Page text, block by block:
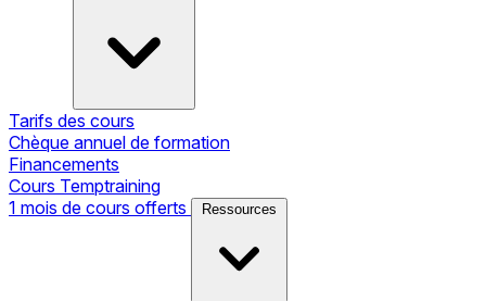
Tarifs des cours
Chèque annuel de formation
Financements
Cours Temptraining
1 mois de cours offerts
Ressources